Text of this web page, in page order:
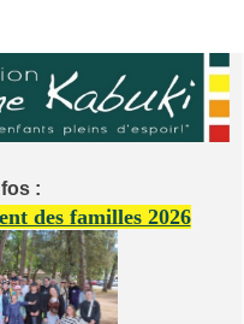
:
des familles 2026